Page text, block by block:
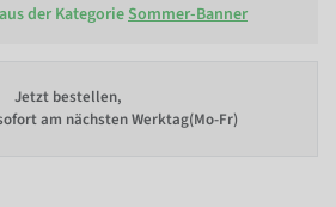
der KategorieSommer-Banner
Jetzt bestellen,
am nächsten Werktag(Mo-Fr)